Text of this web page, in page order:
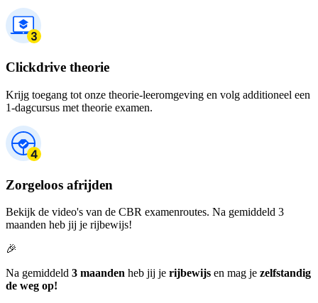
Clickdrive theorie
Krijg toegang tot onze theorie-leeromgeving en volg additioneel een
1-dagcursus met theorie examen.
Zorgeloos afrijden
Bekijk de video's van de CBR examenroutes. Na gemiddeld 3
maanden heb jij je rijbewijs!
🎉
Na gemiddeld 3 maanden heb jij je rijbewijs en mag je zelfstandig
de weg op!